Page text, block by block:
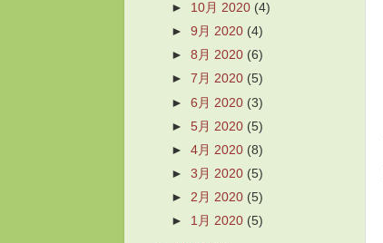
► 10月 2020 (4)
►9月 2020 (4)
►8月 2020 (6)
►7月 2020 (5)
►6月 2020 (3)
►5月 2020 (5)
►4月 2020 (8)
►3月 2020 (5)
►2月 2020 (5)
► 1月 2020 (5)